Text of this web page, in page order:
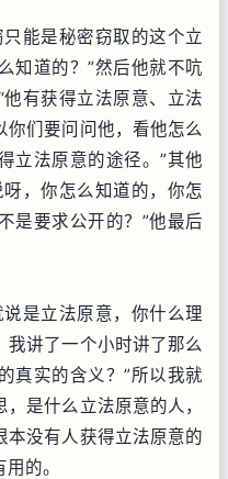
能是秘密窃取的这个立
知道的？”然后他就不吭
有获得立法原意、立法
你们要问问他，看他怎么
立法原意的途径。”其他
，你怎么知道的，你怎
是要求公开的？”他最后
是立法原意，你什么理
我讲了一个小时讲了那么
真实的含义？”所以我就
是什么立法原意的人，
本没有人获得立法原意的
的。